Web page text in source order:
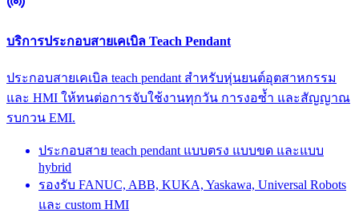
บริการประกอบสายเคเบิล Teach Pendant
ประกอบสายเคเบิล teach pendant สำหรับหุ่นยนต์อุตสาหกรรม
และ HMI ให้ทนต่อการจับใช้งานทุกวัน การงอซ้ำ และสัญญาณ
รบกวน EMI.
ประกอบสาย teach pendant แบบตรง แบบขด และแบบ
hybrid
รองรับ FANUC, ABB, KUKA, Yaskawa, Universal Robots
และ custom HMI